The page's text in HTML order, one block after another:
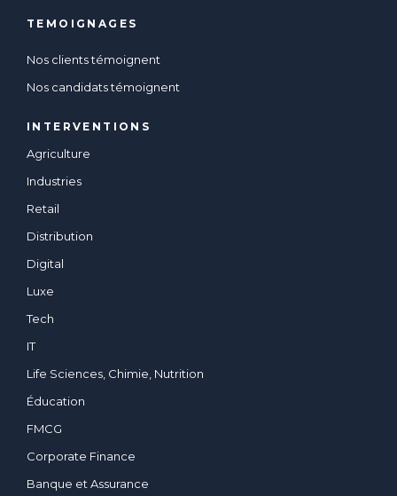
TEMOIGNAGES
Nos clients témoignent
Nos candidats témoignent
INTERVENTIONS
Agriculture
Industries
Retail
Distribution
Digital
Luxe
Tech
IT
Life Sciences, Chimie, Nutrition
Éducation
FMCG
Corporate Finance
Banque et Assurance